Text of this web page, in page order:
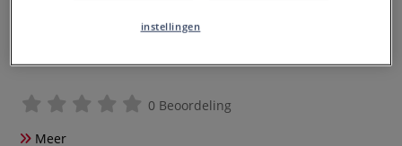
0 Beoordeling
Meer
instellingen